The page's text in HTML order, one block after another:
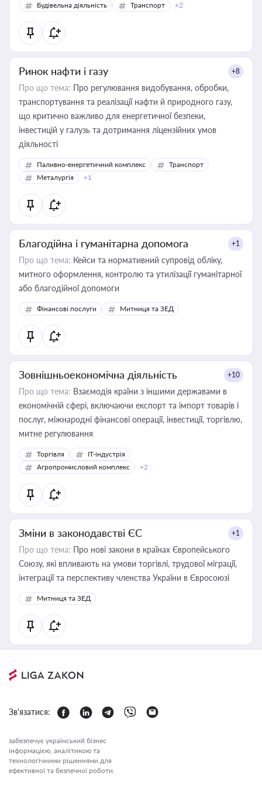
Будівельна діяльність
Транспорт +2
Ринок нафти і газу +8
Про що тема: Про регулювання видобування, обробки,
транспортування та реалізації нафти й природного газу,
що критично важливо для енергетичної безпеки,
інвестицій у галузь та дотримання ліцензійних умов
діяльності
Паливно-енергетичний комплекс
Транспорт
Металургія
+1
Благодійна і гуманітарна допомога +1
Про що тема: Кейси та нормативний супровід обліку,
митного оформлення, контролю та утилізації гуманітарної
або благодійної допомоги
Фінансові послуги Митниця та ЗЕД
Зовнішньоекономічна діяльність +10
Про що тема: Взаємодія країни з іншими державами в
економічній сфері, включаючи експорт та імпорт товарів і
послуг, міжнародні фінансові операції, інвестиції, торгівлю,
митне регулювання
Торгівля
IT-індустрія
Агропромисловий комплекс
+2
Зміни в законодавстві ЄС +1
Про що тема: Про нові закони в країнах Європейського
Союзу, які впливають на умови торгівлі, трудової міграції,
інтеграції та перспективу членства України в Євросоюзі
Митниця та ЗЕД
Зв'язатися:
забезпечує український бізнес
інформацією, аналітикою та
технологічними рішеннями для
ефективної та безпечної роботи.